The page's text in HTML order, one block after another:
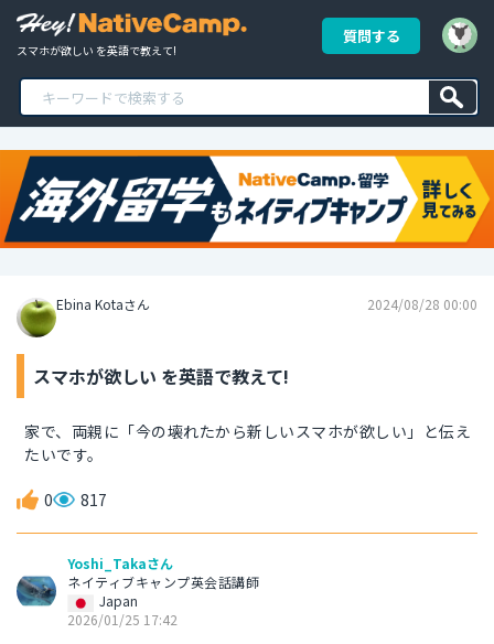
スマホが欲しい を英語で教えて!
質問する
Ebina Kotaさん 2024/08/28 00:00
スマホが欲しい を英語で教えて!
家で、両親に「今の壊れたから新しいスマホが欲しい」と伝え
たいです。
0 817
Yoshi_Takaさん
ネイティブキャンプ英会話講師
Japan
2026/01/25 17:42